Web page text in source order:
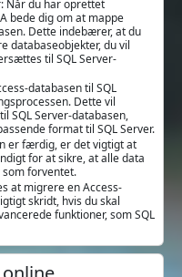
Når du har oprettet
bede dig om at mappe
Dette indebærer, at du
databaseobjekter, du vil
til SQL Server-
databasen til SQL
Dette vil
SQL Server-databasen,
format til SQL Server.
er færdig, er det vigtigt at
for at sikre, at alle data
forventet.
at migrere en Access-
skridt, hvis du skal
funktioner, som SQL